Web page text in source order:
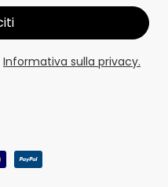
Informativa sulla privacy.